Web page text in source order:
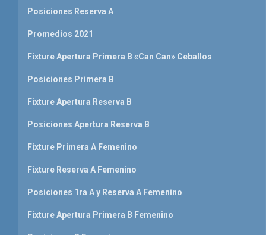
Posiciones Reserva A
Promedios 2021
Fixture Apertura Primera B «Can Can» Ceballos
Posiciones Primera B
Fixture Apertura Reserva B
Posiciones Apertura Reserva B
Fixture Primera A Femenino
Fixture Reserva A Femenino
Posiciones 1ra A y Reserva A Femenino
Fixture Apertura Primera B Femenino